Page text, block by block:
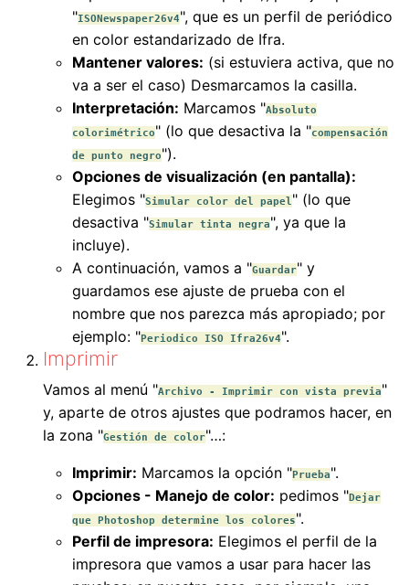
"ISONewspaper26v4", que es un perfil de periódico
en color estandarizado de Ifra.
Mantener valores: (si estuviera activa, que no
va a ser el caso) Desmarcamos la casilla.
Interpretación: Marcamos "Absoluto
colorimétrico" (lo que desactiva la "compensación
de punto negro").
Opciones de visualización (en pantalla):
Elegimos "Simular color del papel" (lo que
desactiva "Simular tinta negra", ya que la
incluye).
A continuación, vamos a "Guardar" y
guardamos ese ajuste de prueba con el
nombre que nos parezca más apropiado; por
ejemplo: "Periodico ISO Ifra26v4".
Imprimir
Vamos al menú "Archivo - Imprimir con vista previa"
y, aparte de otros ajustes que podramos hacer, en
la zona "Gestión de color"…:
Imprimir: Marcamos la opción "Prueba".
Opciones - Manejo de color: pedimos "Dejar
que Photoshop determine los colores".
Perfil de impresora: Elegimos el perfil de la
impresora que vamos a usar para hacer las